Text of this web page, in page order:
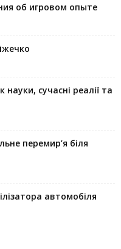
об игровом опыте
сучасні реалії та
перемир’я біля
автомобіля